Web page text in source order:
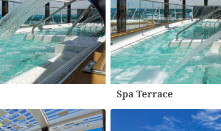
Spa Terrace